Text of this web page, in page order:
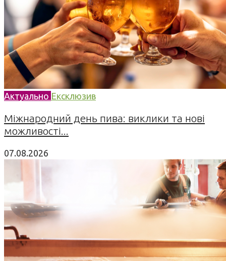
Актуально Ексклюзив
Міжнародний день пива: виклики та нові
можливості...
07.08.2026